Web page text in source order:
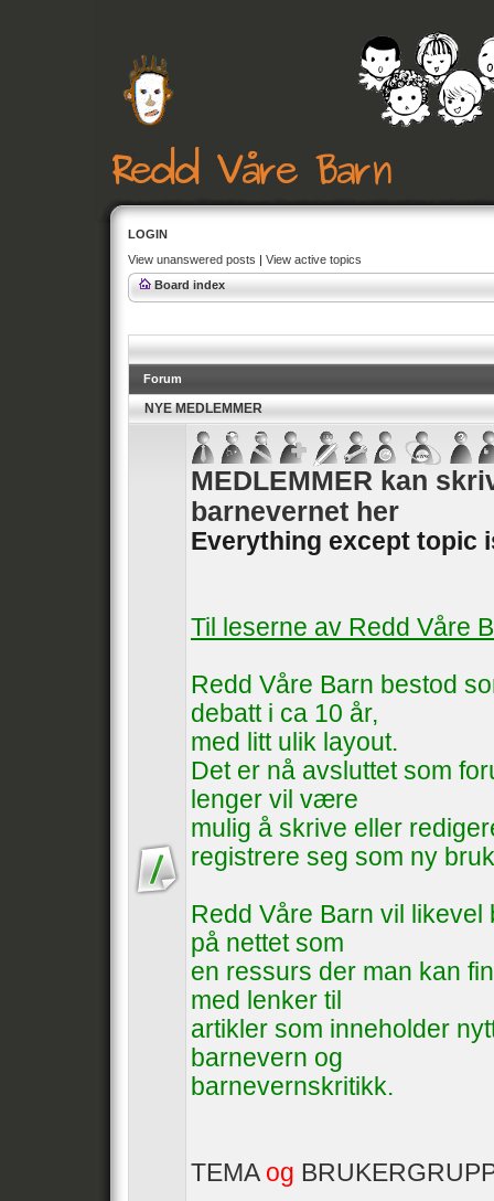
LOGIN
View unanswered posts | View active topics
Board index
Forum
NYE MEDLEMMER
MEDLEMMER kan
barnevernet her
Everything except topic
Til leserne av Redd Våre
Redd Våre Barn bestod
debatt i ca 10 år,
med litt ulik layout.
Det er nå avsluttet som
lenger vil være
mulig å skrive eller
registrere seg som ny
Redd Våre Barn vil
på nettet som
en ressurs der man kan
med lenker til
artikler som inneholder
barnevern og
barnevernskritikk.
TEMAog